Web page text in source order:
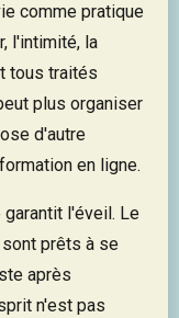
comme pratique
l'intimité, la
tous traités
plus organiser
d'autre
en ligne.
garantit l'éveil. Le
prêts à se
après
n'est pas